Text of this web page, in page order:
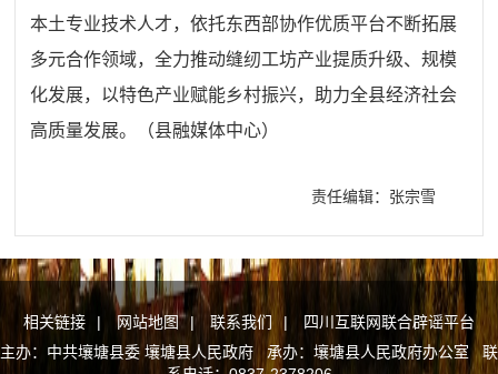
本土专业技术人才，依托东西部协作优质平台不断拓展
多元合作领域，全力推动缝纫工坊产业提质升级、规模
化发展，以特色产业赋能乡村振兴，助力全县经济社会
高质量发展。（县融媒体中心）
责任编辑：张宗雪
相关链接 | 网站地图 | 联系我们 |
四川互联网联合辟谣平台
主办：中共壤塘县委 壤塘县人民政府 承办：壤塘县人民政府办公室 联